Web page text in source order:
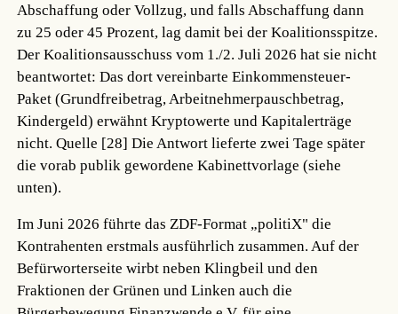
Abschaffung oder Vollzug, und falls Abschaffung dann
zu 25 oder 45 Prozent, lag damit bei der Koalitionsspitze.
Der Koalitionsausschuss vom 1./2. Juli 2026 hat sie nicht
beantwortet: Das dort vereinbarte Einkommensteuer-
Paket (Grundfreibetrag, Arbeitnehmerpauschbetrag,
Kindergeld) erwähnt Kryptowerte und Kapitalerträge
nicht.Quelle [28] Die Antwort lieferte zwei Tage später
die vorab publik gewordene Kabinettvorlage (siehe
unten).
Im Juni 2026 führte das ZDF-Format „politiX" die
Kontrahenten erstmals ausführlich zusammen. Auf der
Befürworterseite wirbt neben Klingbeil und den
Fraktionen der Grünen und Linken auch die